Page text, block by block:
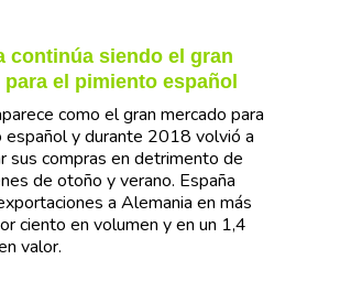
continúa siendo el gran
para el pimiento español
como el gran mercado para
español y durante 2018 volvió a
sus compras en detrimento de
de otoño y verano. España
a Alemania en más
ciento en volumen y en un 1,4
valor.